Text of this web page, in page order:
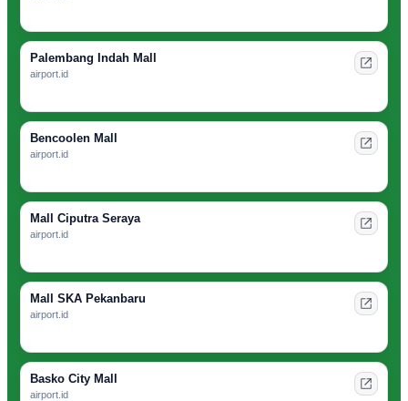
Palembang Indah Mall
airport.id
Bencoolen Mall
airport.id
Mall Ciputra Seraya
airport.id
Mall SKA Pekanbaru
airport.id
Basko City Mall
airport.id